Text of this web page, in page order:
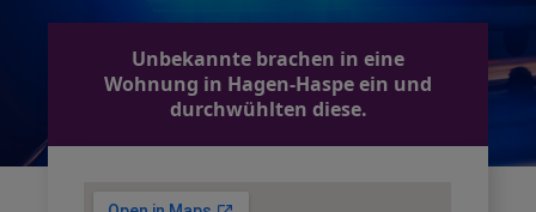
Unbekannte brachen in eine
Wohnung in Hagen-Haspe ein und
durchwühlten diese.